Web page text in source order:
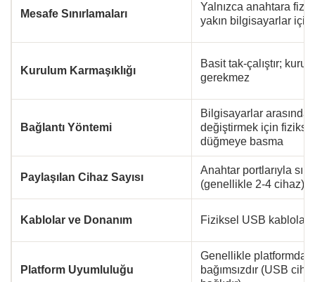
Mesafe Sınırlamaları
Yalnızca anahtara
yakın bilgisayarlar için
Kurulum Karmaşıklığı
Basit tak-çalıştır;
gerekmez
Bağlantı Yöntemi
Bilgisayarlar arasında
değiştirmek için fiziksel
düğmeye basma
Paylaşılan Cihaz Sayısı
Anahtar portlarıyla
(genellikle 2-4 cihaz)
Kablolar ve Donanım Fiziksel USB kabloları
Platform Uyumluluğu
Genellikle platformdan
bağımsızdır (USB